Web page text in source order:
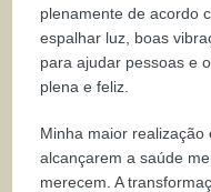
plenamente de acordo
espalhar luz, boas
para ajudar pessoas e
plena e feliz.
Minha maior realização
alcançarem a saúde
merecem. A